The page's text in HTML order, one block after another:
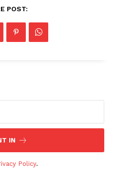
POST:
IN
Policy.